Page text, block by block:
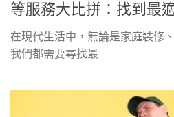
等服務大比拼：找到最
在現代生活中，無論是家庭裝修
我們都需要尋找最...